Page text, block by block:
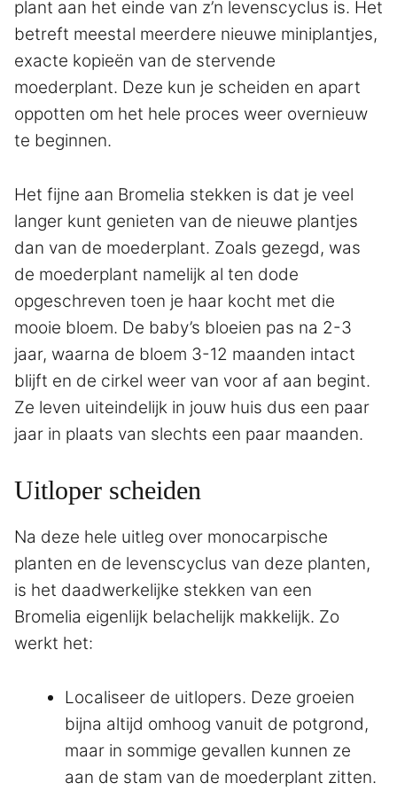
plant aan het einde van z’n levenscyclus is. Het
betreft meestal meerdere nieuwe miniplantjes,
exacte kopieën van de stervende
moederplant. Deze kun je scheiden en apart
oppotten om het hele proces weer overnieuw
te beginnen.
Het fijne aan Bromelia stekken is dat je veel
langer kunt genieten van de nieuwe plantjes
dan van de moederplant. Zoals gezegd, was
de moederplant namelijk al ten dode
opgeschreven toen je haar kocht met die
mooie bloem. De baby’s bloeien pas na 2-3
jaar, waarna de bloem 3-12 maanden intact
blijft en de cirkel weer van voor af aan begint.
Ze leven uiteindelijk in jouw huis dus een paar
jaar in plaats van slechts een paar maanden.
Uitloper scheiden
Na deze hele uitleg over monocarpische
planten en de levenscyclus van deze planten,
is het daadwerkelijke stekken van een
Bromelia eigenlijk belachelijk makkelijk. Zo
werkt het:
Localiseer de uitlopers. Deze groeien
bijna altijd omhoog vanuit de potgrond,
maar in sommige gevallen kunnen ze
aan de stam van de moederplant zitten.